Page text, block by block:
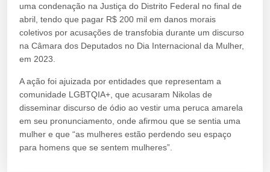
uma condenação na Justiça do Distrito Federal no final de
abril, tendo que pagar R$ 200 mil em danos morais
coletivos por acusações de transfobia durante um discurso
na Câmara dos Deputados no Dia Internacional da Mulher,
em 2023.
A ação foi ajuizada por entidades que representam a
comunidade LGBTQIA+, que acusaram Nikolas de
disseminar discurso de ódio ao vestir uma peruca amarela
em seu pronunciamento, onde afirmou que se sentia uma
mulher e que “as mulheres estão perdendo seu espaço
para homens que se sentem mulheres”.